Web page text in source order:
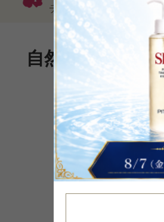
チ グロウパクトB2012g
自然な輝きを引
14%
OFF